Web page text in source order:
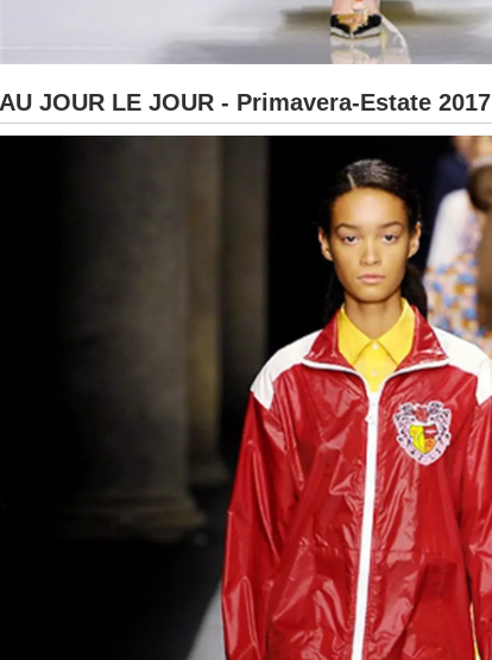
AU JOUR LE JOUR - Primavera-Estate 2017